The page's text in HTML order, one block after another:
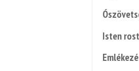
Isten